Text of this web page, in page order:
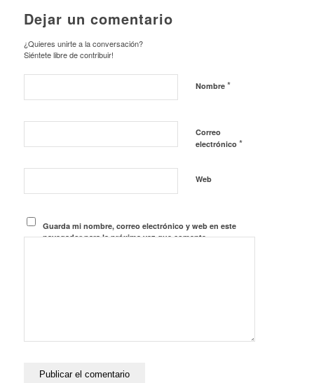
Dejar un comentario
¿Quieres unirte a la conversación?
Siéntete libre de contribuir!
Nombre *
Correo
electrónico *
Web
Guarda mi nombre, correo electrónico y web en este
navegador para la próxima vez que comente.